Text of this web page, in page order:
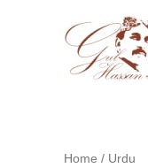
Home / Urdu